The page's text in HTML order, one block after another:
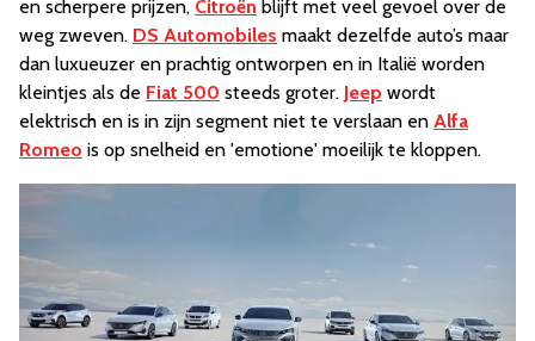
en scherpere prijzen, Citroën blijft met veel gevoel over de
weg zweven. DS Automobiles maakt dezelfde auto’s maar
dan luxueuzer en prachtig ontworpen en in Italië worden
kleintjes als de Fiat 500 steeds groter. Jeep wordt
elektrisch en is in zijn segment niet te verslaan en Alfa
Romeo is op snelheid en 'emotione' moeilijk te kloppen.